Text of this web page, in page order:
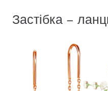
Застібка −